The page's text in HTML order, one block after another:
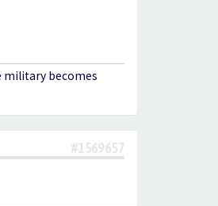
military becomes
#1569657